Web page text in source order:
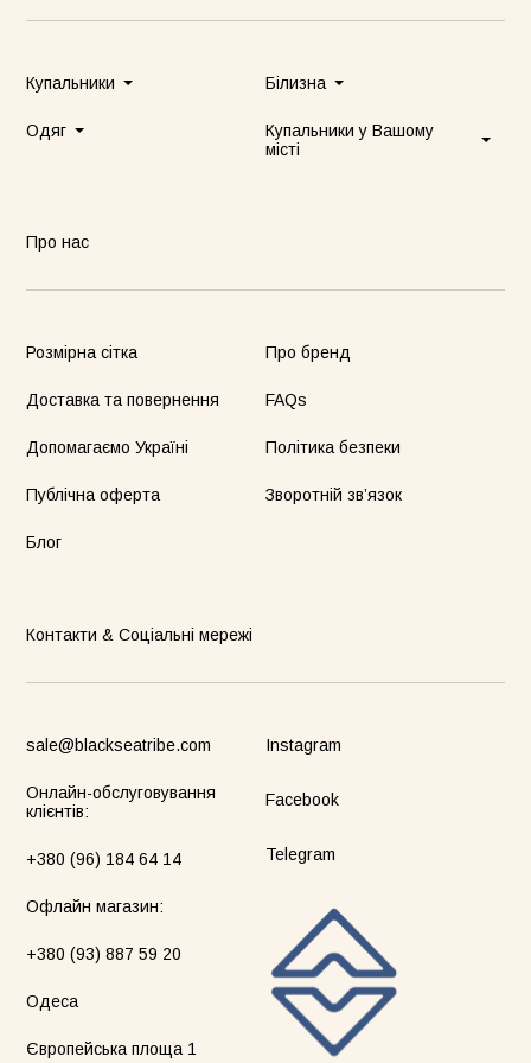
купальник Blossom
Купальник з бандо Lea
мереживна бірюзова
Білизна мереживна оливкова
8500грн
Майка Core нюд
Майка Core тауп
Купальники Білизна
Одяг
Купальники у Вашому
місті
Про нас
Розмірна сітка Про бренд
Доставка та повернення FAQs
Допомагаємо Україні Політика безпеки
Публічна оферта Зворотній зв’язок
Блог
Контакти & Соціальні мережі
sale@blackseatribe.com
Онлайн-обслуговування
клієнтів:
+380 (96) 184 64 14
Офлайн магазин:
+380 (93) 887 59 20
Одеса
Європейська площа 1
Instagram
Facebook
Telegram